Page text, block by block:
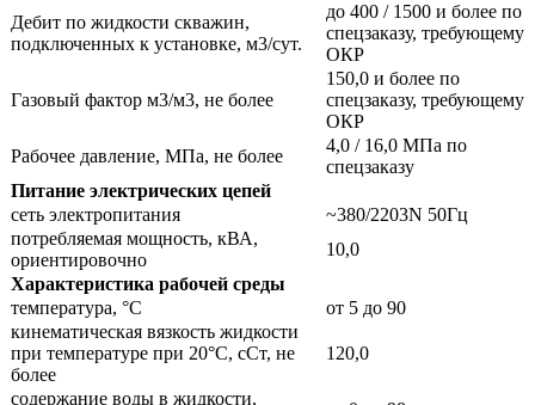
Дебит по жидкости скважин,
подключенных к установке, м3/сут.
до 400 / 1500 и более по
спецзаказу, требующему
ОКР
Газовый фактор м3/м3, не более
150,0 и более по
спецзаказу, требующему
ОКР
Рабочее давление, МПа, не более
4,0 / 16,0 МПа по
спецзаказу
Питание электрических цепей
сеть электропитания
~380/2203N 50Гц
потребляемая мощность, кВА,
ориентировочно
10,0
Характеристика рабочей среды
температура, °С
от 5 до 90
кинематическая вязкость жидкости
при температуре при 20°С, сСт, не
более
120,0
содержание воды в жидкости,